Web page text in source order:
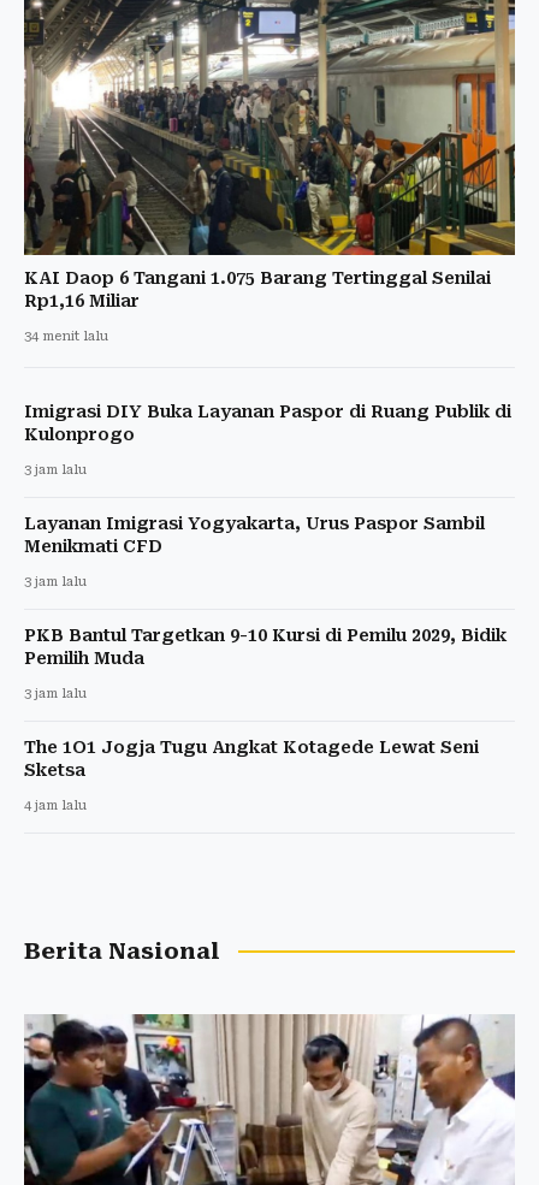
KAI Daop 6 Tangani 1.075 Barang Tertinggal Senilai
Rp1,16 Miliar
34 menit lalu
Imigrasi DIY Buka Layanan Paspor di Ruang Publik di
Kulonprogo
3 jam lalu
Layanan Imigrasi Yogyakarta, Urus Paspor Sambil
Menikmati CFD
3 jam lalu
PKB Bantul Targetkan 9-10 Kursi di Pemilu 2029, Bidik
Pemilih Muda
3 jam lalu
The 1O1 Jogja Tugu Angkat Kotagede Lewat Seni
Sketsa
4 jam lalu
Berita Nasional